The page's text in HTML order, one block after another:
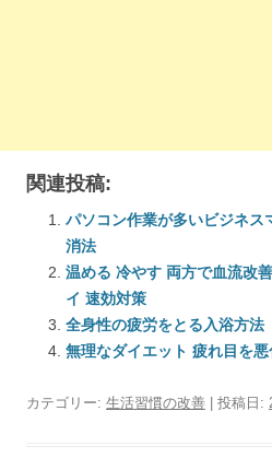
関連投稿:
パソコン作業が多いビジネ
消法
温める 冷やす 両方で血流改
イ 速効対策
全身性の疲労をとる入浴方法
無理なダイエット 疲れ目を
カテゴリー: 生活習慣の改善 | 投稿日: